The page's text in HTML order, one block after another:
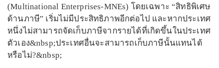
(Multinational Enterprises-MNEs) โดยเฉพาะ “สิทธิพิเศษ
ด้านภาษี” เริ่มไม่มีประสิทธิภาพอีกต่อไป และหากประเทศ
หนึ่งไม่สามารถจัดเก็บภาษีจากรายได้ที่เกิดขึ้นในประเทศ
ตัวเอง&nbsp;ประเทศอื่นจะสามารถเก็บภาษีนั้นแทนได้
หรือไม่?&nbsp;